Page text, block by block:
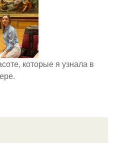
которые я узнала в